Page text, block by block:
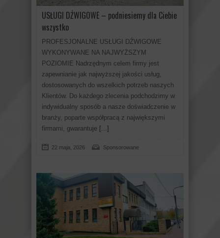
USŁUGI DŹWIGOWE – podniesiemy dla Ciebie
wszystko
PROFESJONALNE USŁUGI DŹWIGOWE
WYKONYWANE NA NAJWYŻSZYM
POZIOMIE Nadrzędnym celem firmy jest
zapewnianie jak najwyższej jakości usług,
dostosowanych do wszelkich potrzeb naszych
Klientów. Do każdego zlecenia podchodzimy w
indywidualny sposób a nasze doświadczenie w
branży, poparte współpracą z największymi
firmami, gwarantuje [...]
22 maja, 2026 Sponsorowane